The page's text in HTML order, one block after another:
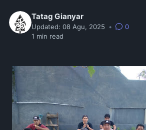
Tatag Gianyar
Updated: 08 Agu, 2025 •
0
1 min read